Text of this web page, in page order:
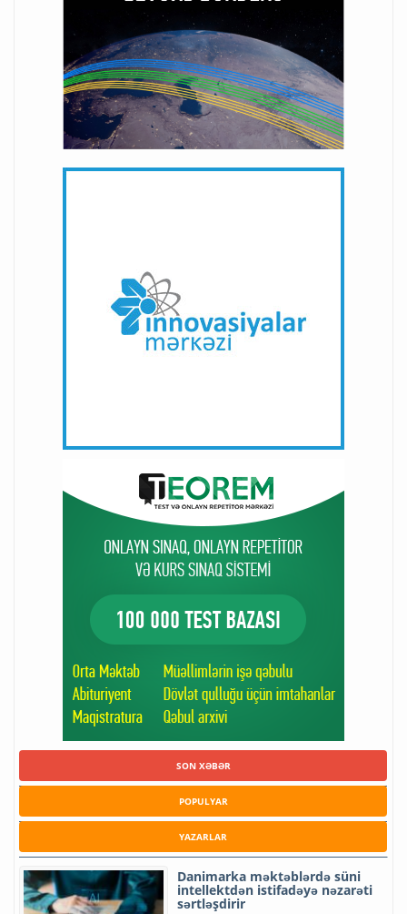
SON XƏBƏR
POPULYAR
YAZARLAR
Danimarka məktəblərdə süni
intellektdən istifadəyə nəzarəti
sərtləşdirir